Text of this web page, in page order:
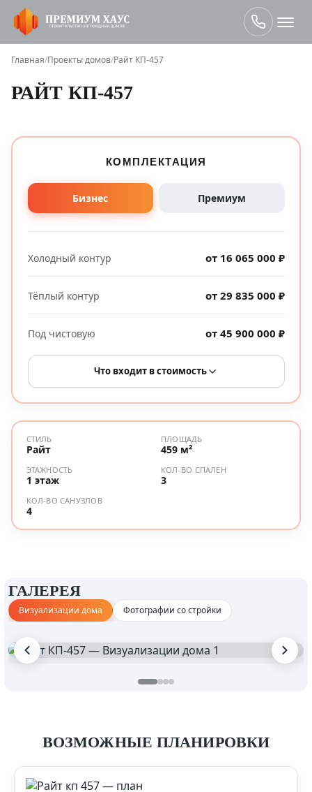
Главная/Проекты домов/Райт КП-457
РАЙТ КП-457
КОМПЛЕКТАЦИЯ
Бизнес Премиум
Холодный контур от 16 065 000 ₽
Тёплый контур от 29 835 000 ₽
Под чистовую от 45 900 000 ₽
Что входит в стоимость
СТИЛЬ
Райт
ПЛОЩАДЬ
459 м²
ЭТАЖНОСТЬ
1 этаж
КОЛ-ВО СПАЛЕН
3
КОЛ-ВО САНУЗЛОВ
4
ГАЛЕРЕЯ
Визуализации дома Фотографии со стройки
ВОЗМОЖНЫЕ ПЛАНИРОВКИ